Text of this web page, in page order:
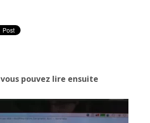
pouvez lire ensuite